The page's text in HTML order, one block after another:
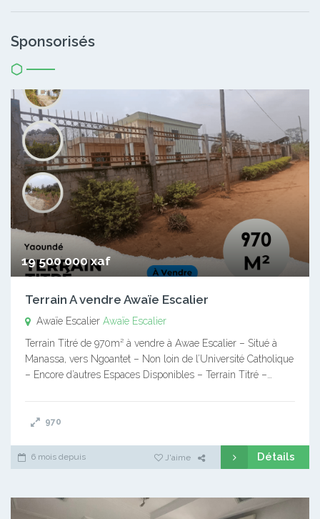
Sponsorisés
19 500 000 xaf
Terrain A vendre Awaïe Escalier
Awaïe Escalier Awaïe Escalier
Terrain Titré de 970m² à vendre à Awae Escalier – Situé à
Manassa, vers Ngoantet – Non loin de l’Université Catholique
– Encore d’autres Espaces Disponibles – Terrain Titré –…
970
6 mois depuis J'aime Détails